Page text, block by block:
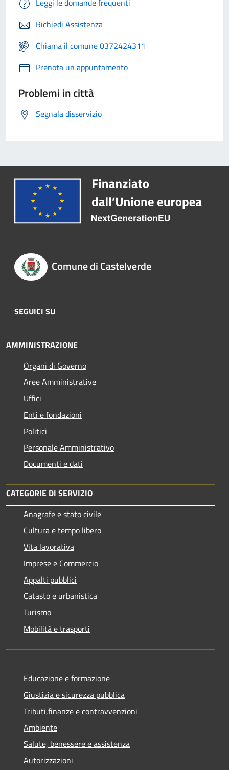
Leggi le domande frequenti
Richiedi Assistenza
Chiama il comune 0372424311
Prenota un appuntamento
Problemi in città
Segnala disservizio
Comune di Castelverde
SEGUICI SU
AMMINISTRAZIONE
Organi di Governo
Aree Amministrative
Uffici
Enti e fondazioni
Politici
Personale Amministrativo
Documenti e dati
CATEGORIE DI SERVIZIO
Anagrafe e stato civile
Cultura e tempo libero
Vita lavorativa
Imprese e Commercio
Appalti pubblici
Catasto e urbanistica
Turismo
Mobilità e trasporti
Educazione e formazione
Giustizia e sicurezza pubblica
Tributi,finanze e contravvenzioni
Ambiente
Salute, benessere e assistenza
Autorizzazioni